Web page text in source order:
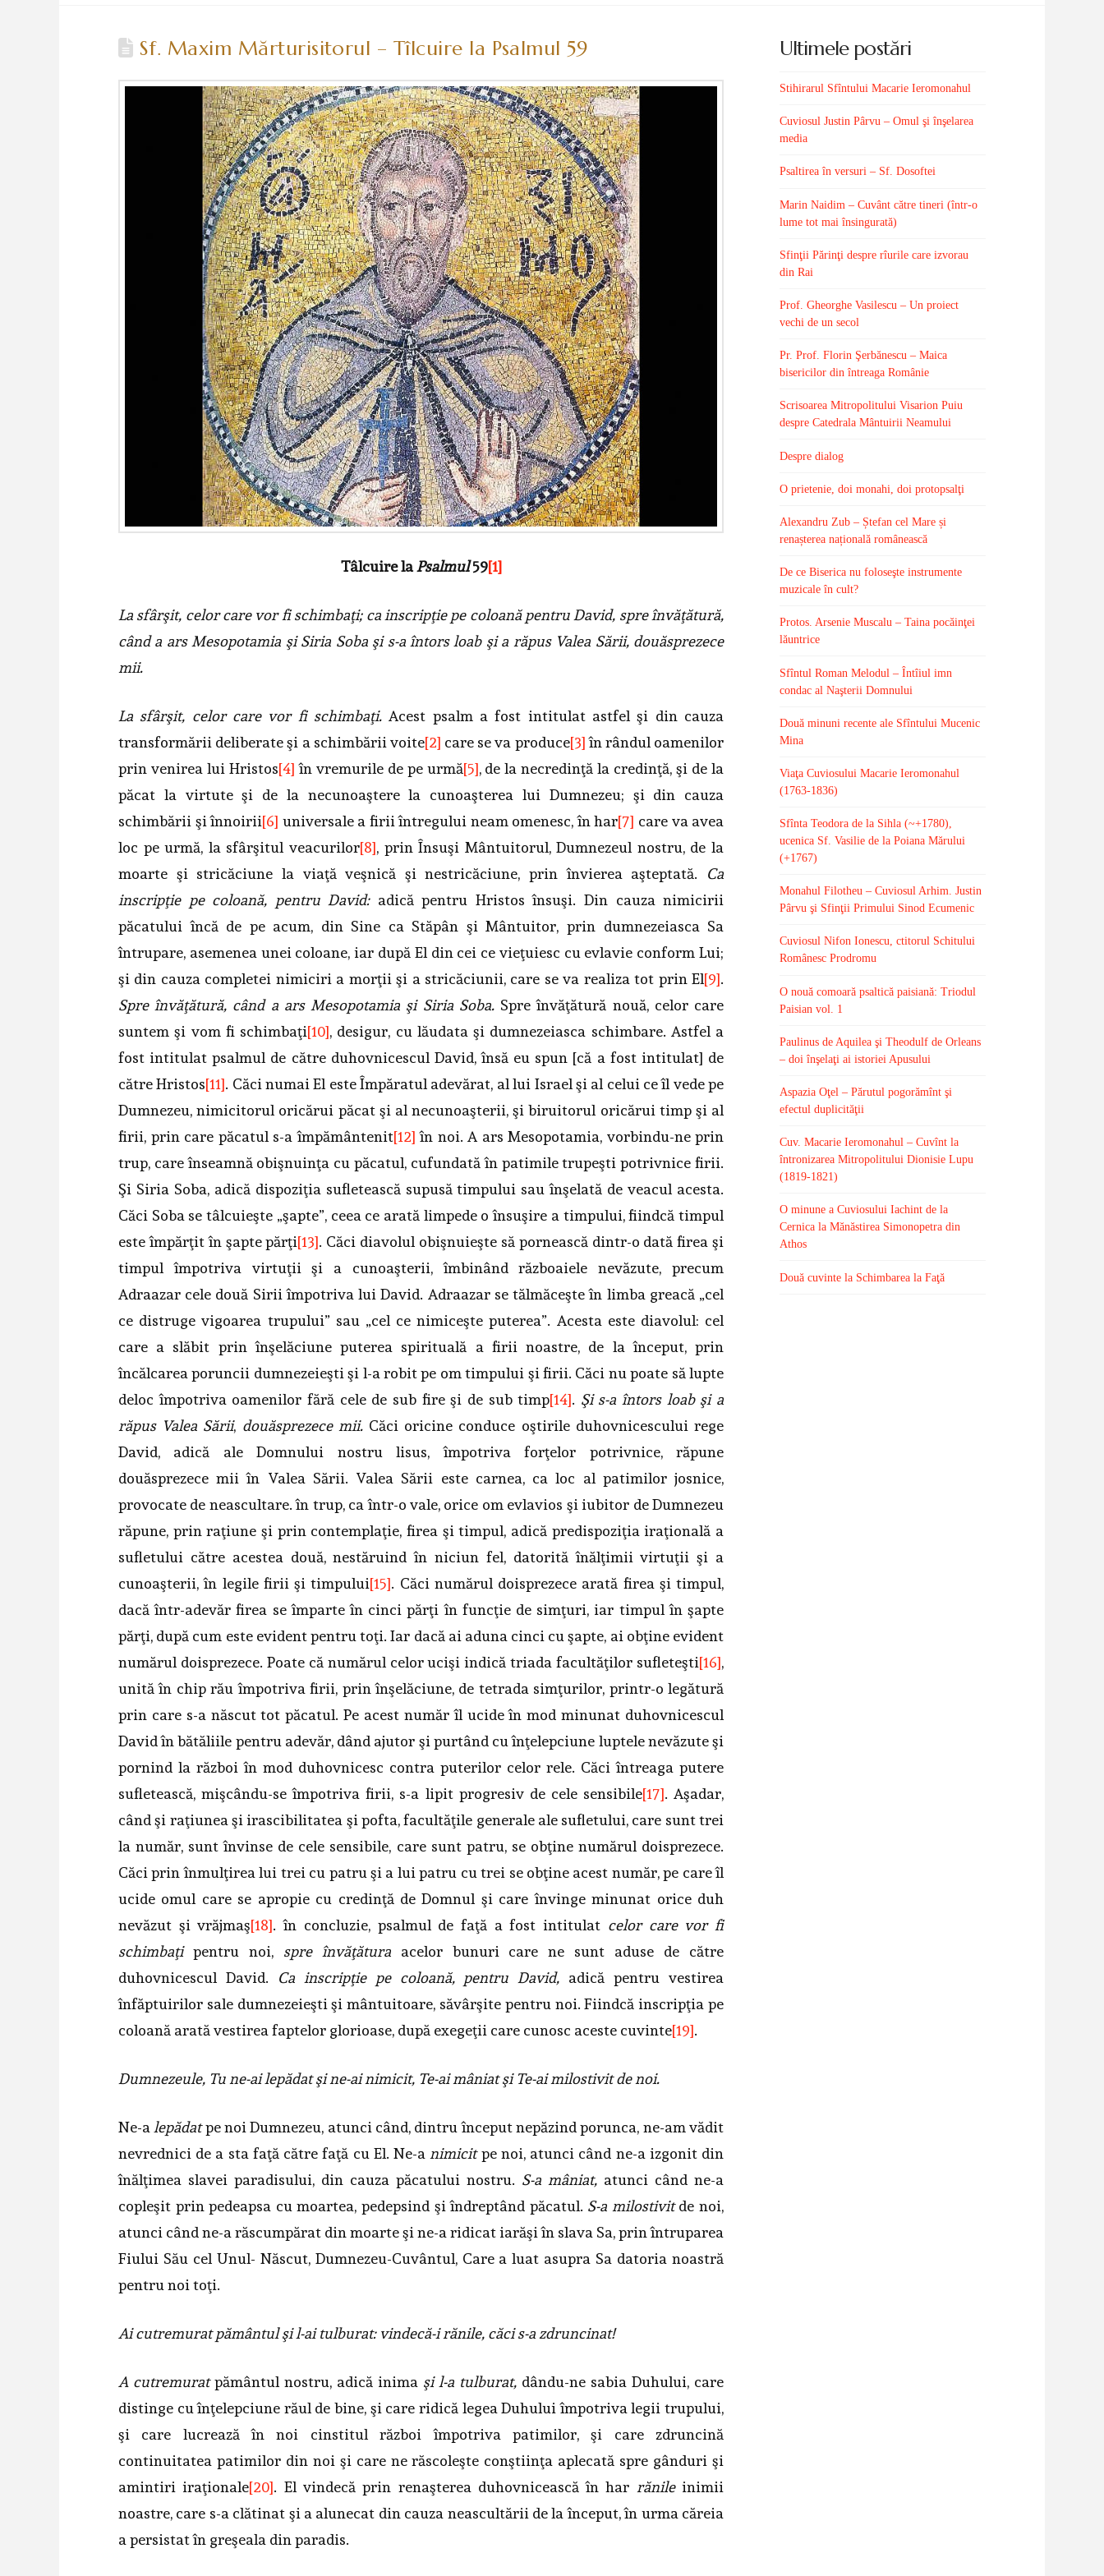
Sf. Maxim Mărturisitorul – Tîlcuire la Psalmul 59
Tâlcuire laPsalmul59[1]
La sfârşit, celor care vor fi schimbaţi; ca inscripţie pe coloană pentru David, spre învăţătură,
când a ars Mesopotamia şi Siria Soba şi s-a întors loab şi a răpus Valea Sării, douăsprezece
mii.
La sfârşit, celor care vor fi schimbaţi. Acest psalm a fost intitulat astfel şi din cauza
transformării deliberate şi a schimbării voite[2] care se va produce[3]în rândul oamenilor
prin venirea lui Hristos[4] în vremurile de pe urmă[5], de la necredinţă la credinţă, şi de la
păcat la virtute şi de la necunoaştere la cunoaşterea lui Dumnezeu; şi din cauza
schimbării şi înnoirii[6] universale a firii întregului neam omenesc, în har[7] care va avea
loc pe urmă, la sfârşitul veacurilor[8], prin Însuşi Mântuitorul, Dumne­zeul nostru, de la
moarte şi stricăciune la viaţă veşnică şi nestricăciune, prin învie­rea aşteptată. Ca
inscripţie pe coloană, pentru David:adică pentru Hristos însuşi. Din cauza nimicirii
păcatului încă de pe acum, din Sine ca Stăpân şi Mântuitor, prin dumnezeiasca Sa
întrupare, asemenea unei coloane, iar după El din cei ce vieţuiesc cu evlavie conform Lui;
şi din cauza completei nimiciri a morţii şi a stricăciunii, care se va realiza tot prin El[9].
Spre învăţătură, când a ars Mesopotamia şi Siria Soba. Spre învăţătură nouă, celor care
suntem şi vom fi schimbaţi[10], desigur, cu lăudata şi dumnezeiasca schimbare. Astfel a
fost intitulat psalmul de către duhovnicescul David, însă eu spun [că a fost intitulat] de
către Hristos[11]. Căci numai El este Împăratul adevărat, al lui Israel şi al celui ce îl vede pe
Dumnezeu, nimicitorul oricărui păcat şi al necunoaşterii, şi biruitorul oricărui timp şi al
firii, prin care păcatul s-a împământenit[12] în noi. A ars Mesopotamia, vorbindu-ne prin
trup, care înseamnă obişnuinţa cu păcatul, cufundată în patimile trupeşti potrivnice firii.
Şi Siria Soba, adică dispoziţia sufletească supusă timpului sau înşelată de veacul acesta.
Căci Soba se tâlcuieşte „şapte”, ceea ce arată limpede o însuşire a timpului, fiindcă timpul
este împărţit în şapte părţi[13]. Căci diavolul obişnuieşte să pornească dintr-o dată firea şi
timpul împotriva virtuţii şi a cunoaşterii, îmbinând războaiele nevăzute, precum
Adraazar cele două Sirii împotriva lui David. Adraazar se tălmăceşte în limba greacă „cel
ce distruge vigoarea trupului” sau „cel ce nimiceşte puterea”. Acesta este diavolul: cel
care a slăbit prin înşelăciune puterea spirituală a firii noastre, de la început, prin
încălcarea poruncii dumnezeieşti şi l-a robit pe om timpului şi firii. Căci nu poate să lupte
deloc împotriva oamenilor fără cele de sub fire şi de sub timp[14]. Şi s-a întors loab şi a
răpus Valea Sării, douăsprezece mii.Căci oricine conduce oştirile duhovnicescului rege
David, adică ale Domnului nostru lisus, împotriva forţelor potrivnice, răpune
douăsprezece mii în Valea Sării. Valea Sării este carnea, ca loc al patimilor josnice,
provocate de neascultare. în trup, ca într-o vale, orice om evlavios şi iubitor de Dumnezeu
răpune, prin raţiune şi prin contemplaţie, firea şi timpul, adică predispoziţia iraţională a
sufletului către acestea două, nestăruind în niciun fel, datorită înălţimii virtuţii şi a
cunoaşterii, în legile firii şi timpului[15]. Căci numărul doisprezece arată firea şi timpul,
dacă într-adevăr firea se împarte în cinci părţi în funcţie de simţuri, iar timpul în şapte
părţi, după cum este evident pentru toţi. Iar dacă ai aduna cinci cu şapte, ai obţine evident
numărul doisprezece. Poate că numărul celor ucişi indică triada facultăţilor sufleteşti[16],
unită în chip rău împotri­va firii, prin înşelăciune, de tetrada simţurilor, printr-o legătură
prin care s-a năs­cut tot păcatul. Pe acest număr îl ucide în mod minunat duhovnicescul
David în bătăliile pentru adevăr, dând ajutor şi purtând cu înţelepciune luptele nevăzute şi
pornind la război în mod duhovnicesc contra puterilor celor rele. Căci întreaga putere
sufletească, mişcându-se împotriva firii, s-a lipit progresiv de cele sensi­bile[17]. Aşadar,
când şi raţiunea şi irascibilitatea şi pofta, facultăţile generale ale sufletului, care sunt trei
la număr, sunt învinse de cele sensibile, care sunt patru, se obţine numărul doisprezece.
Căci prin înmulţirea lui trei cu patru şi a lui patru cu trei se obţine acest număr, pe care îl
ucide omul care se apropie cu credinţă de Domnul şi care învinge minunat orice duh
nevăzut şi vrăjmaş[18]. în concluzie, psalmul de faţă a fost intitulat celor care vor fi
schimbaţipentru noi, spre învăţă­turaacelor bunuri care ne sunt aduse de către
duhovnicescul David.
Ca inscripţie pe coloană, pentru David, adică pentru vestirea
înfăptuirilor sale dumnezeieşti şi mântuitoare, săvârşite pentru noi. Fiindcă inscripţia pe
coloană arată vestirea faptelor glorioase, după exegeţii care cunosc aceste cuvinte[19].
Dumnezeule, Tu ne-ai lepădat şi ne-ai nimicit, Te-ai mâniat şi Te-ai milostivit de noi.
Ne-a lepădatpe noi Dumnezeu, atunci când, dintru început nepăzind po­runca, ne-am vădit
nevrednici de a sta faţă către faţă cu El. Ne-a nimicitpe noi, atunci când ne-a izgonit din
înălţimea slavei paradisului, din cauza păcatului nostru. S-a mâniat, atunci când ne-a
copleşit prin pedeapsa cu moartea, pedepsind şi îndreptând păcatul. S-a milostivitde noi,
atunci când ne-a răscumpă­rat din moarte şi ne-a ridicat iarăşi în slava Sa, prin întruparea
Fiului Său cel Unul- Născut, Dumnezeu-Cuvântul, Care a luat asupra Sa datoria noastră
pentru noi toţi.
Ai cutremurat pământul şi l-ai tulburat: vindecă-i rănile, căci s-a zdruncinat!
A cutremuratpământul nostru, adică inima şi l-a tulburat, dându-ne sabia Duhului, care
distinge cu înţelepciune răul de bine, şi care ridică legea Duhului împotriva legii trupului,
şi care lucrează în noi cinstitul război împotriva patimi­lor, şi care zdruncină
continuitatea patimilor din noi şi care ne răscoleşte conşti­inţa aplecată spre gânduri şi
amintiri iraţionale[20]. El vindecă prin renaşterea du­hovnicească în har rănileinimii
noastre, care s-a clătinat şi a alunecat din cauza neascultării de la început, în urma căreia
a persistat în greşeala din paradis.
Ultimele postări
Stihirarul Sfîntului Macarie Ieromonahul
Cuviosul Justin Pârvu – Omul şi înşelarea
media
Psaltirea în versuri – Sf. Dosoftei
Marin Naidim – Cuvânt către tineri (într-o
lume tot mai însingurată)
Sfinţii Părinţi despre rîurile care izvorau
din Rai
Prof. Gheorghe Vasilescu – Un proiect
vechi de un secol
Pr. Prof. Florin Şerbănescu – Maica
bisericilor din întreaga Românie
Scrisoarea Mitropolitului Visarion Puiu
despre Catedrala Mântuirii Neamului
Despre dialog
O prietenie, doi monahi, doi protopsalţi
Alexandru Zub – Ștefan cel Mare și
renașterea națională românească
De ce Biserica nu foloseşte instrumente
muzicale în cult?
Protos. Arsenie Muscalu – Taina pocăinţei
lăuntrice
Sfîntul Roman Melodul – Întîiul imn
condac al Naşterii Domnului
Două minuni recente ale Sfîntului Mucenic
Mina
Viaţa Cuviosului Macarie Ieromonahul
(1763-1836)
Sfînta Teodora de la Sihla (~+1780),
ucenica Sf. Vasilie de la Poiana Mărului
(+1767)
Monahul Filotheu – Cuviosul Arhim. Justin
Pârvu şi Sfinţii Primului Sinod Ecumenic
Cuviosul Nifon Ionescu, ctitorul Schitului
Românesc Prodromu
O nouă comoară psaltică paisiană: Triodul
Paisian vol. 1
Paulinus de Aquilea şi Theodulf de Orleans
– doi înşelaţi ai istoriei Apusului
Aspazia Oţel – Părutul pogorămînt şi
efectul duplicităţii
Cuv. Macarie Ieromonahul – Cuvînt la
întronizarea Mitropolitului Dionisie Lupu
(1819-1821)
O minune a Cuviosului Iachint de la
Cernica la Mănăstirea Simonopetra din
Athos
Două cuvinte la Schimbarea la Faţă